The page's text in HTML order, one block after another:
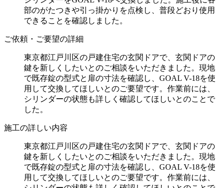
部のがたつきや引っ掛かりを点検し、普段どおり使用
できることを確認しました。
ご依頼・ご要望の詳細
東京都江戸川区の戸建住宅の玄関ドアで、玄関ドアの
鍵を新しくしたいとのご相談をいただきました。現地
で既存錠の型式と扉の寸法を確認し、GOAL V-18を使
用して交換してほしいとのご要望です。作業前には、
シリンダーの状態も詳しく確認してほしいとのことで
した。
施工の詳しい内容
東京都江戸川区の戸建住宅の玄関ドアで、玄関ドアの
鍵を新しくしたいとのご相談をいただきました。現地
で既存錠の型式と扉の寸法を確認し、GOAL V-18を使
用して交換してほしいとのご要望です。作業前には、